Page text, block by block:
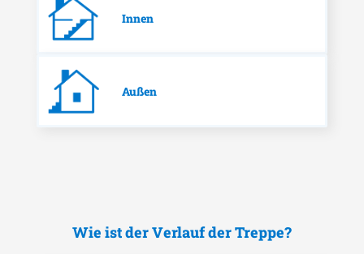
Innen
Außen
Wie ist der Verlauf der Treppe?